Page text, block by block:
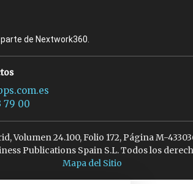
de Nextwork360.
79 00
Volumen 24.100, Folio 172, Página M-
Publications Spain S.L. Todos los
Mapa del Sitio